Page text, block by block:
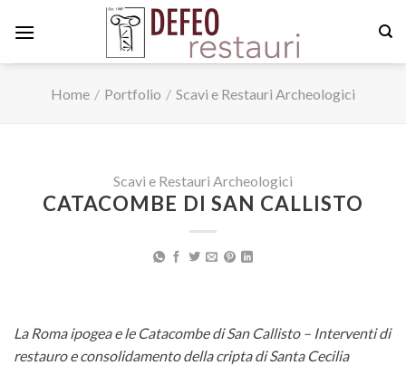
Home / Portfolio / Scavi e Restauri Archeologici
Scavi e Restauri Archeologici
CATACOMBE DI SAN CALLISTO
La Roma ipogea e le Catacombe di San Callisto – Interventi di
restauro e consolidamento della cripta di Santa Cecilia